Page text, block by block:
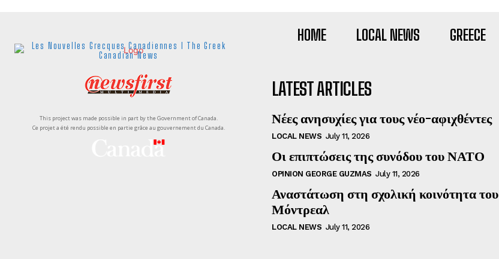
HOME LOCAL NEWS GREECE
Les Nouvelles Grecques Canadiennes I The Greek
Canadian News
This project was made possible in part by the Government of Canada.
Ce projet a été rendu possible en partie grâce au gouvernement du Canada.
LATEST ARTICLES
Νέες ανησυχίες για τους νέο-αφιχθέντες
LOCAL NEWS July 11, 2026
Οι επιπτώσεις της συνόδου του ΝΑΤΟ
OPINION GEORGE GUZMAS July 11, 2026
Αναστάτωση στη σχολική κοινότητα του
Μόντρεαλ
LOCAL NEWS July 11, 2026